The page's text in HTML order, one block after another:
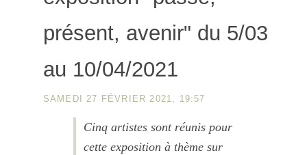
présent, avenir" du 5/03
au 10/04/2021
SAMEDI 27 FÉVRIER 2021, 19:57
Cinq artistes sont réunis pour
cette exposition à thème sur